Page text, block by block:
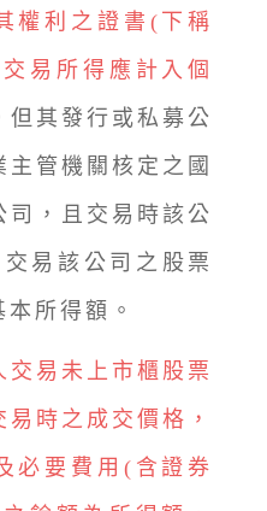
權利之證書(下稱
易所得應計入個
但其發行或私募公
管機關核定之國
司，且交易時該公
易該公司之股票
所得額。
交易未上市櫃股票
時之成交價格，
必要費用(含證券